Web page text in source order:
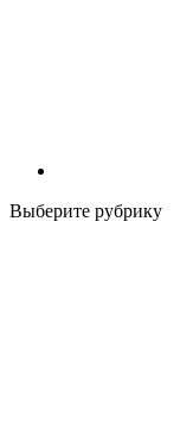
Выберите рубрику